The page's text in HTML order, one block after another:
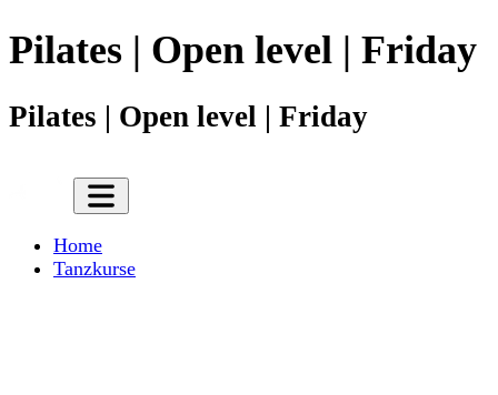
Pilates | Open level | Friday
Pilates | Open level | Friday
Home
Tanzkurse